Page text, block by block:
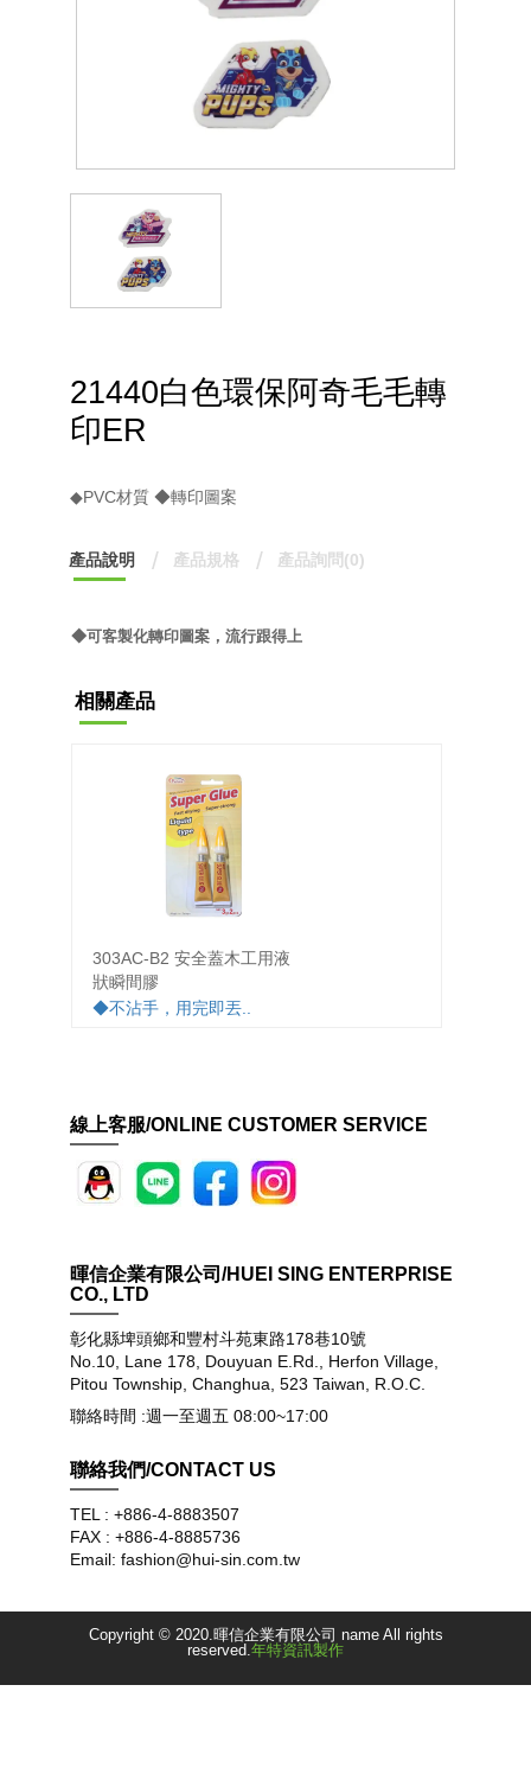
21440白色環保阿奇毛毛轉
印ER
◆PVC材質 ◆轉印圖案
產品說明 產品規格 產品詢問(0)
◆可客製化轉印圖案，流行跟得上
相關產品
303AC-B2 安全蓋木工用液
狀瞬間膠
◆不沾手，用完即丟..
線上客服/ONLINE CUSTOMER SERVICE
暉信企業有限公司/HUEI SING ENTERPRISE
CO., LTD
彰化縣埤頭鄉和豐村斗苑東路178巷10號
No.10, Lane 178, Douyuan E.Rd., Herfon Village,
Pitou Township, Changhua, 523 Taiwan, R.O.C.
聯絡時間 :週一至週五 08:00~17:00
聯絡我們/CONTACT US
TEL : +886-4-8883507
FAX : +886-4-8885736
Email: fashion@hui-sin.com.tw
Copyright © 2020.暉信企業有限公司 name All rights
reserved. 年特資訊製作